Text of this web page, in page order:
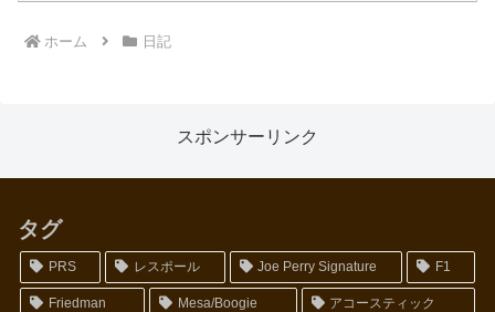
ホーム 日記
スポンサーリンク
タグ
PRS レスポール Joe Perry Signature F1
Friedman Mesa/Boogie アコースティック